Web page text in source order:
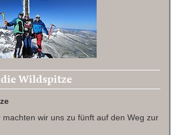
Wildspitze
machten wir uns zu fünft auf den Weg zur